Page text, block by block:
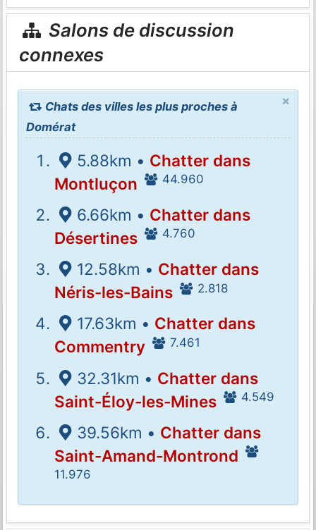
Salons de discussion
connexes
×
Chats des villes les plus proches à
Domérat
5.88km • Chatter dans
Montluçon
44.960
6.66km • Chatter dans
Désertines
4.760
12.58km • Chatter dans
Néris-les-Bains
2.818
17.63km • Chatter dans
Commentry
7.461
32.31km • Chatter dans
Saint-Éloy-les-Mines
4.549
39.56km • Chatter dans
Saint-Amand-Montrond
11.976